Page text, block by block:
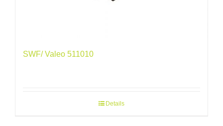
SWF/ Valeo 511010
Details